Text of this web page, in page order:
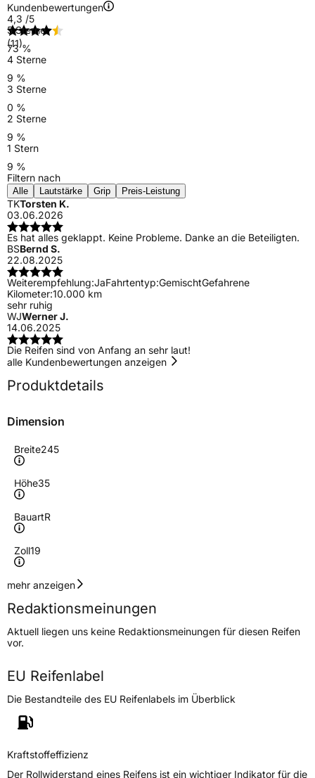
Kundenbewertungen
4,3 /5
(11)
5 Sterne
73 %
4 Sterne
9 %
3 Sterne
0 %
2 Sterne
9 %
1 Stern
9 %
Filtern nach
Alle Lautstärke Grip Preis-Leistung
TKTorsten K.
03.06.2026
Es hat alles geklappt. Keine Probleme. Danke an die Beteiligten.
BSBernd S.
22.08.2025
Weiterempfehlung:JaFahrtentyp:GemischtGefahrene
Kilometer:10.000 km
sehr ruhig
WJWerner J.
14.06.2025
Die Reifen sind von Anfang an sehr laut!
alle Kundenbewertungen anzeigen
Produktdetails
Dimension
Breite245
Höhe35
BauartR
Zoll19
Geschwindigkeitsindex
Höchstgeschwindigkeit
270 km/h
Lastindex93
Höchstlast650 kg
Generelle Merkmale
Fahrzeugtyp
VerwendungSommerreifen
ModellnameUltra ARZ 4
mehr anzeigen
Redaktionsmeinungen
Aktuell liegen uns keine Redaktionsmeinungen für diesen Reifen
vor.
EU Reifenlabel
Die Bestandteile des EU Reifenlabels im Überblick
Kraftstoffeffizienz
Der Rollwiderstand eines Reifens ist ein wichtiger Indikator für die